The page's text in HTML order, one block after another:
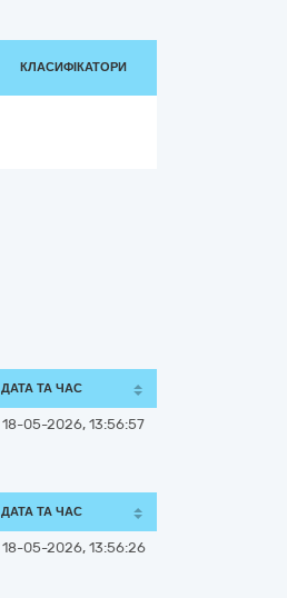
КЛАСИФІКАТОРИ
ДАТА ТА ЧАС
18-05-2026, 13:56:57
ДАТА ТА ЧАС
18-05-2026, 13:56:26